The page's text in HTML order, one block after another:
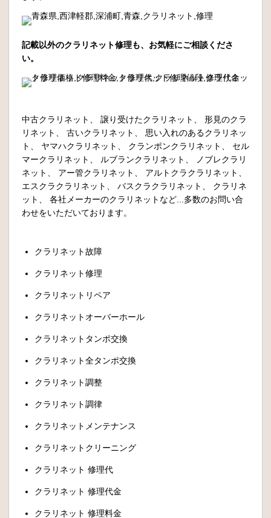
記載以外のクラリネット修理も、お気軽にご相談くださ
い。
中古クラリネット、 譲り受けたクラリネット、 形見のクラ
リネット、 古いクラリネット、 思い入れのあるクラリネッ
ト、 ヤマハクラリネット、 クランポンクラリネット、 セル
マークラリネット、 ルブランクラリネット、 ノブレクラリ
ネット、 アー管クラリネット、 アルトクラクラリネット、
エスクラクラリネット、 バスクラクラリネット、 クラリネ
ット、 各社メーカーのクラリネットなど...多数のお問い合
わせをいただいております。
クラリネット故障
クラリネット修理
クラリネットリペア
クラリネットオーバーホール
クラリネットタンポ交換
クラリネット全タンポ交換
クラリネット調整
クラリネット調律
クラリネットメンテナンス
クラリネットクリーニング
クラリネット 修理代
クラリネット 修理代金
クラリネット 修理料金